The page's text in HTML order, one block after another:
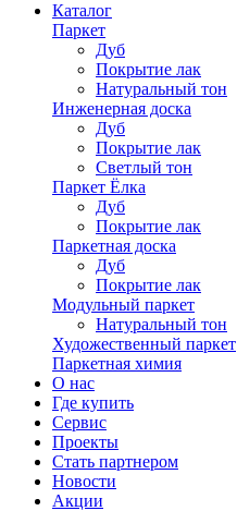
Каталог
Паркет
Дуб
Покрытие лак
Натуральный тон
Инженерная доска
Дуб
Покрытие лак
Светлый тон
Паркет Ёлка
Дуб
Покрытие лак
Паркетная доска
Дуб
Покрытие лак
Модульный паркет
Натуральный тон
Художественный паркет
Паркетная химия
О нас
Где купить
Сервис
Проекты
Стать партнером
Новости
Акции